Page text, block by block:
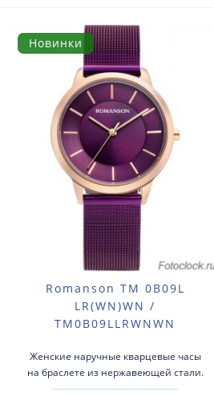
Новинки
Romanson TM 0B09L
LR(WN)WN /
TM0B09LLRWNWN
Женские наручные кварцевые часы
на браслете из нержавеющей стали.
Вид: женские часы. Тип механизма: